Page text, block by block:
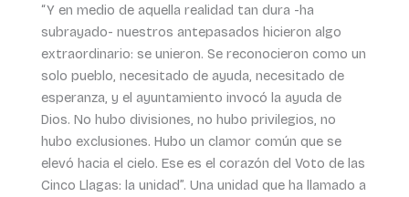
“Y en medio de aquella realidad tan dura -ha
subrayado- nuestros antepasados hicieron algo
extraordinario: se unieron. Se reconocieron como un
solo pueblo, necesitado de ayuda, necesitado de
esperanza, y el ayuntamiento invocó la ayuda de
Dios. No hubo divisiones, no hubo privilegios, no
hubo exclusiones. Hubo un clamor común que se
elevó hacia el cielo. Ese es el corazón del Voto de las
Cinco Llagas: la unidad”. Una unidad que ha llamado a